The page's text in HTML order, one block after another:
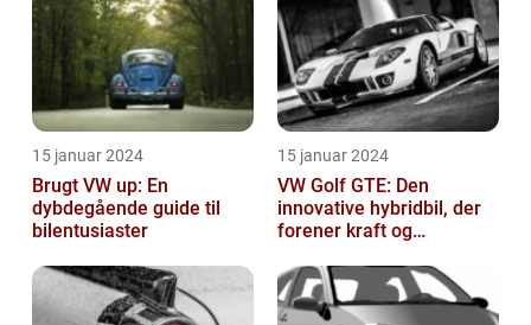
15 januar 2024
Brugt VW up: En
dybdegående guide til
bilentusiaster
15 januar 2024
VW Golf GTE: Den
innovative hybridbil, der
forener kraft og